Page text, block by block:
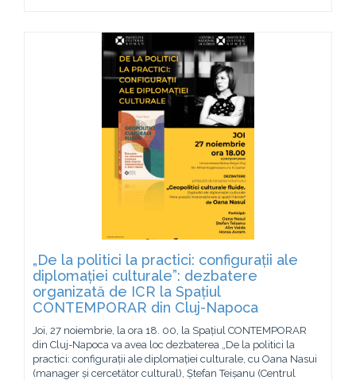
„De la politici la practici: configurații ale
diplomației culturale”: dezbatere
organizată de ICR la Spațiul
CONTEMPORAR din Cluj-Napoca
Joi, 27 noiembrie, la ora 18. 00, la Spațiul CONTEMPORAR
din Cluj-Napoca va avea loc dezbaterea „De la politici la
practici: configurații ale diplomației culturale, cu Oana Nasui
(manager și cercetător cultural), Ștefan Teișanu (Centrul